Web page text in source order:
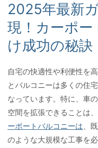
2025年最新
現！カーポ
け成功の秘訣
自宅の快適性や利便性を
とバルコニーは多くの住
なっています。特に、車
空間を拡張できることは
ーポートバルコニーは、
のような大規模な工事を